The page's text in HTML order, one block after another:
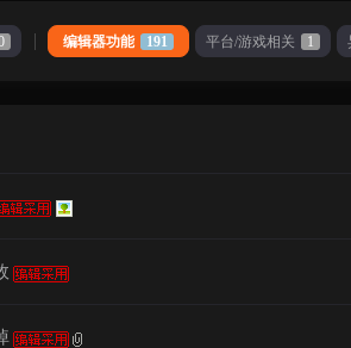
编辑器功能 191 平台/游戏相关 1